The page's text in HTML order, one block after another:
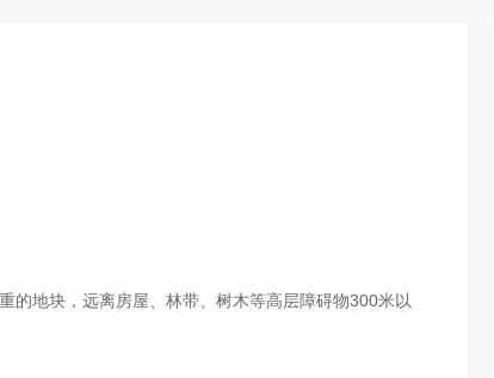
的地块，远离房屋、林带、树木等高层障碍物300米以